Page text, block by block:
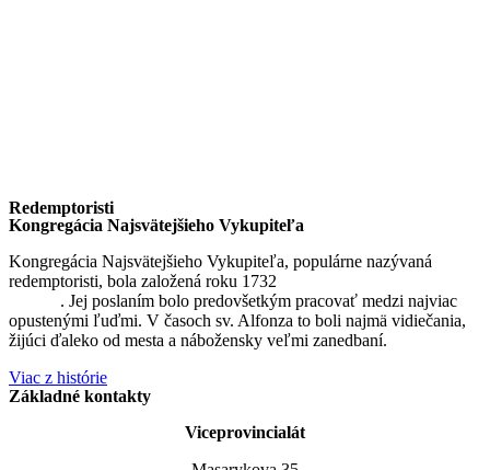
Redemptoristi
Kongregácia Najsvätejšieho Vykupiteľa
Kongregácia Najsvätejšieho Vykupiteľa, populárne nazývaná
redemptoristi, bola založená roku 1732
. Jej poslaním bolo predovšetkým pracovať medzi najviac
opustenými ľuďmi. V časoch sv. Alfonza to boli najmä vidiečania,
žijúci ďaleko od mesta a nábožensky veľmi zanedbaní.
Viac z histórie
Základné kontakty
Viceprovincialát